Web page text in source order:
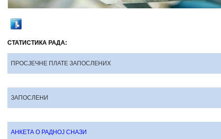
СТАТИСТИКА РАДА:
ПРОСЈЕЧНЕ ПЛАТЕ ЗАПОСЛЕНИХ
ЗАПОСЛЕНИ
АНКЕТА О РАДНОЈ СНАЗИ